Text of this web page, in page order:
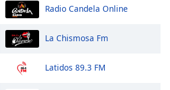
Radio Candela Online
La Chismosa Fm
Latidos 89.3 FM